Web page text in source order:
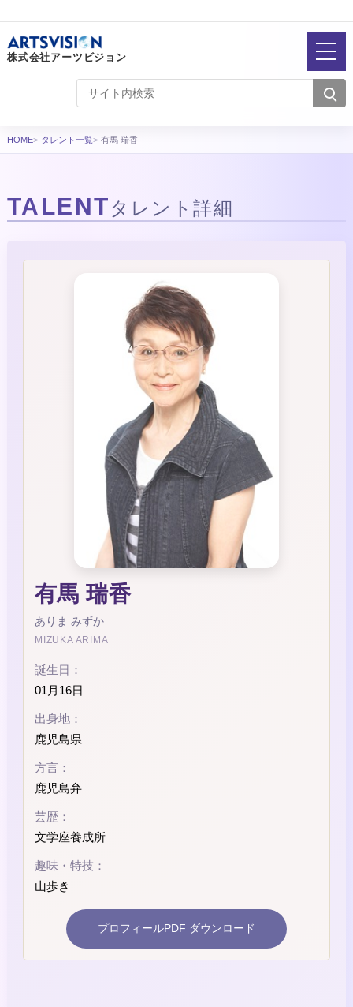
株式会社アーツビジョン
HOME タレント一覧 有馬 瑞香
TALENTタレント詳細
有馬 瑞香
ありま みずか
MIZUKA ARIMA
誕生日：
01月16日
出身地：
鹿児島県
方言：
鹿児島弁
芸歴：
文学座養成所
趣味・特技：
山歩き
プロフィールPDF ダウンロード